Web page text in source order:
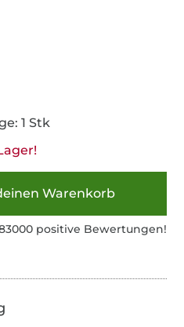
1 Stk
Warenkorb
positive Bewertungen!